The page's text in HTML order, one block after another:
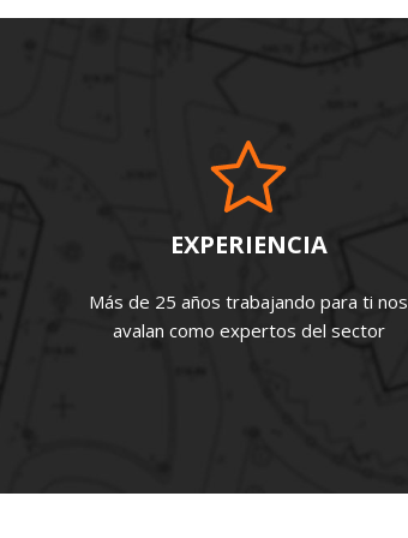
EXPERIENCIA
Más de 25 años trabajando para ti nos
avalan como expertos del sector